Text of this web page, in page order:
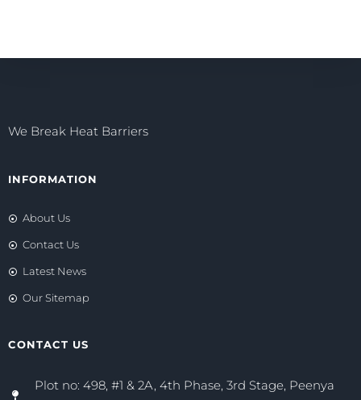
We Break Heat Barriers
INFORMATION
About Us
Contact Us
Latest News
Our Sitemap
CONTACT US
Plot no: 498, #1 & 2A, 4th Phase, 3rd Stage, Peenya